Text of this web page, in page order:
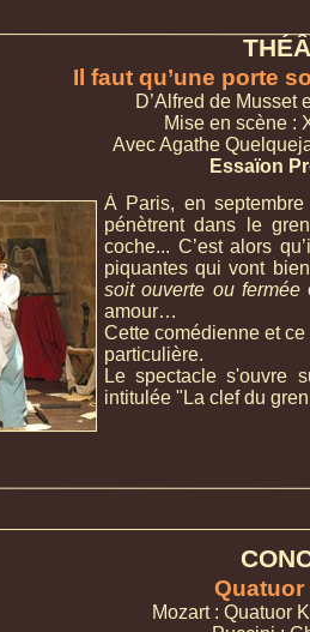
Il faut qu’une porte
D’Alfred de Musset
Mise en scène :
Avec Agathe
Essaïon
À Paris, en
pénètrent dans le
coche... C’est alors
piquantes qui vont
soit ouverte ou fermée
amour…
Cette comédienne et
particulière.
Le spectacle s'ouvre
intitulée "La clef du
Mozart : Quatuor